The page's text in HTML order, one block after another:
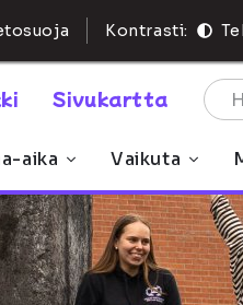
Kontrasti:
Sivukartta
aika Vaikuta